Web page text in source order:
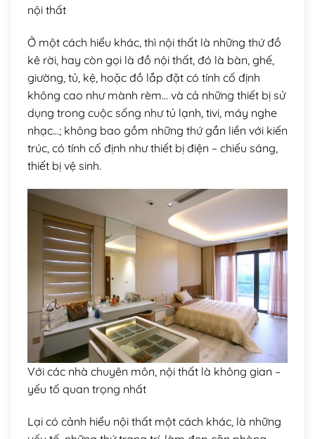
nội thất
Ở một cách hiểu khác, thì nội thất là những thứ đồ
kê rời, hay còn gọi là đồ nội thất, đó là bàn, ghế,
giường, tủ, kệ, hoặc đồ lắp đặt có tính cố định
không cao như mành rèm… và cả những thiết bị sử
dụng trong cuộc sống như tủ lạnh, tivi, máy nghe
nhạc…; không bao gồm những thứ gắn liền với kiến
trúc, có tính cố định như thiết bị điện – chiếu sáng,
thiết bị vệ sinh.
Với các nhà chuyên môn, nội thất là không gian –
yếu tố quan trọng nhất
Lại có cảnh hiểu nội thất một cách khác, là những